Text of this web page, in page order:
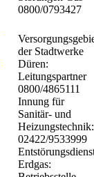
0800/0793427
der Stadtwerke
Düren:
Leitungspartner
0800/4865111
Innung für
Sanitär- und
Heizungstechnik:
02422/9533999
Erdgas: